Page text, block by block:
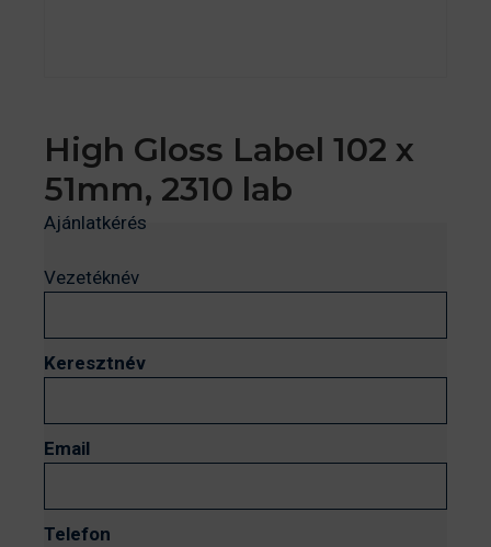
High Gloss Label 102 x
51mm, 2310 lab
Ajánlatkérés
Vezetéknév
Keresztnév
Email
Telefon